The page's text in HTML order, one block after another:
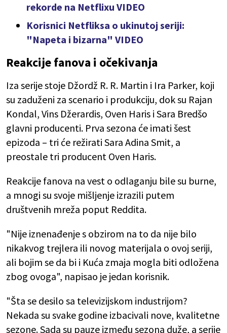
rekorde na Netflixu VIDEO
Korisnici Netfliksa o ukinutoj seriji:
"Napeta i bizarna" VIDEO
Reakcije fanova i očekivanja
Iza serije stoje Džordž R. R. Martin i Ira Parker, koji
su zaduženi za scenario i produkciju, dok su Rajan
Kondal, Vins Džerardis, Oven Haris i Sara Bredšo
glavni producenti. Prva sezona će imati šest
epizoda – tri će režirati Sara Adina Smit, a
preostale tri producent Oven Haris.
Reakcije fanova na vest o odlaganju bile su burne,
a mnogi su svoje mišljenje izrazili putem
društvenih mreža poput Reddita.
"Nije iznenađenje s obzirom na to da nije bilo
nikakvog trejlera ili novog materijala o ovoj seriji,
ali bojim se da bi i Kuća zmaja mogla biti odložena
zbog ovoga", napisao je jedan korisnik.
"Šta se desilo sa televizijskom industrijom?
Nekada su svake godine izbacivali nove, kvalitetne
sezone. Sada su pauze između sezona duže, a serije